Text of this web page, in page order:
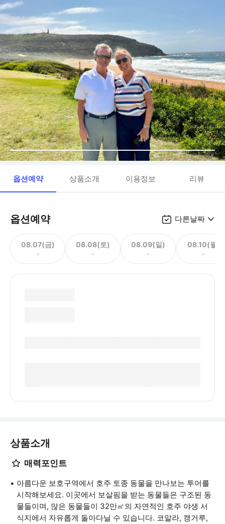
옵션예약 상품소개 이용정보 리뷰
옵션예약 다른날짜
08.07(금)
-
08.08(토)
-
08.09(일)
-
08.10(월)
-
상품소개
매력포인트
아름다운 보호구역에서 호주 토종 동물을 만나보는 투어를
시작해보세요. 이곳에서 보살핌을 받는 동물들은 구조된 동
물들이며, 많은 동물들이 32만㎡의 자연적인 호주 야생 서
식지에서 자유롭게 돌아다닐 수 있습니다. 코알라, 캥거루,